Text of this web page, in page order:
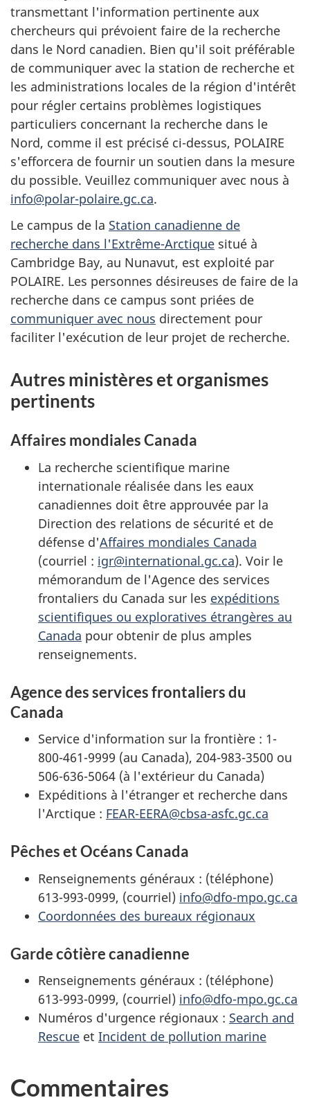
transmettant l'information pertinente aux
chercheurs qui prévoient faire de la recherche
dans le Nord canadien. Bien qu'il soit préférable
de communiquer avec la station de recherche et
les administrations locales de la région d'intérêt
pour régler certains problèmes logistiques
particuliers concernant la recherche dans le
Nord, comme il est précisé ci-dessus, POLAIRE
s'efforcera de fournir un soutien dans la mesure
du possible. Veuillez communiquer avec nous à
info@polar-polaire.gc.ca.
Le campus de la Station canadienne de
recherche dans l'Extrême-Arctique situé à
Cambridge Bay, au Nunavut, est exploité par
POLAIRE. Les personnes désireuses de faire de la
recherche dans ce campus sont priées de
communiquer avec nous directement pour
faciliter l'exécution de leur projet de recherche.
Autres ministères et organismes
pertinents
Affaires mondiales Canada
La recherche scientifique marine
internationale réalisée dans les eaux
canadiennes doit être approuvée par la
Direction des relations de sécurité et de
défense d'Affaires mondiales Canada
(courriel : igr@international.gc.ca). Voir le
mémorandum de l'Agence des services
frontaliers du Canada sur les expéditions
scientifiques ou exploratives étrangères au
Canada pour obtenir de plus amples
renseignements.
Agence des services frontaliers du
Canada
Service d'information sur la frontière : 1-
800-461-9999 (au Canada), 204-983-3500 ou
506-636-5064 (à l'extérieur du Canada)
Expéditions à l'étranger et recherche dans
l'Arctique : FEAR-EERA@cbsa-asfc.gc.ca
Pêches et Océans Canada
Renseignements généraux : (téléphone)
613-993-0999, (courriel) info@dfo-mpo.gc.ca
Coordonnées des bureaux régionaux
Garde côtière canadienne
Renseignements généraux : (téléphone)
613-993-0999, (courriel) info@dfo-mpo.gc.ca
Numéros d'urgence régionaux : Search and
Rescue et Incident de pollution marine
Commentaires